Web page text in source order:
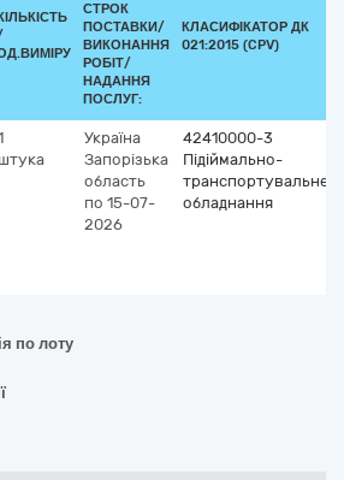
СТРОК
ПОСТАВКИ/
ВИКОНАННЯ
РОБІТ/
НАДАННЯ
ПОСЛУГ:
КЛАСИФІКАТОР ДК
021:2015 (CPV)
штука
Україна
Запорізька
область
по 15-07-
2026
42410000-3
Підіймально-
транспортувальне
обладнання
по лоту